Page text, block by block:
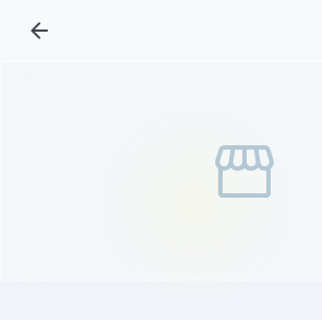
arrow_back
storefront